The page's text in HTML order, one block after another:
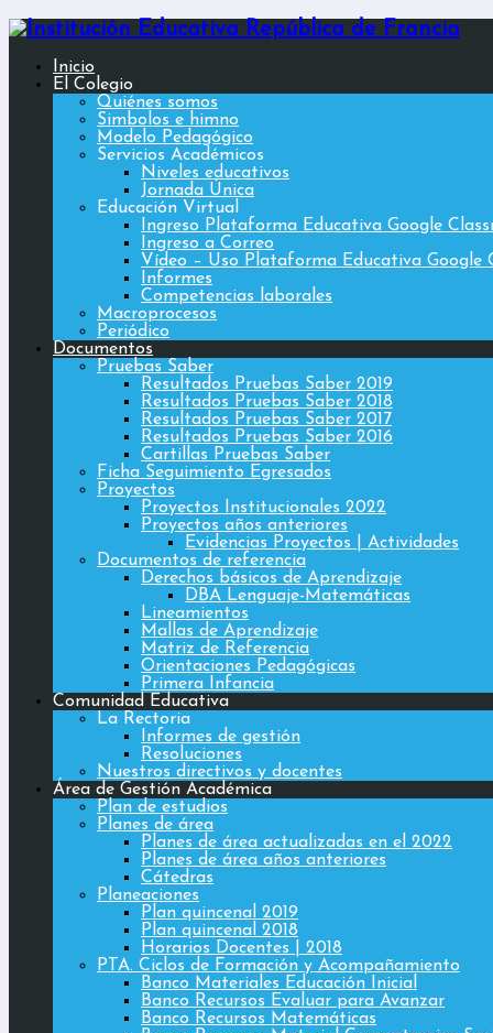
Inicio
El Colegio
Quiénes somos
Simbolos e himno
Modelo Pedagógico
Servicios Académicos
Niveles educativos
Jornada Única
Educación Virtual
Ingreso Plataforma Educativa Google
Ingreso a Correo
Vídeo – Uso Plataforma Educativa Google
Informes
Competencias laborales
Macroprocesos
Periódico
Documentos
Pruebas Saber
Resultados Pruebas Saber 2019
Resultados Pruebas Saber 2018
Resultados Pruebas Saber 2017
Resultados Pruebas Saber 2016
Cartillas Pruebas Saber
Ficha Seguimiento Egresados
Proyectos
Proyectos Institucionales 2022
Proyectos años anteriores
Evidencias Proyectos | Actividades
Documentos de referencia
Derechos básicos de Aprendizaje
DBA Lenguaje-Matemáticas
Lineamientos
Mallas de Aprendizaje
Matriz de Referencia
Orientaciones Pedagógicas
Primera Infancia
Comunidad Educativa
La Rectoria
Informes de gestión
Resoluciones
Nuestros directivos y docentes
Área de Gestión Académica
Plan de estudios
Planes de área
Planes de área actualizadas en el 2022
Planes de área años anteriores
Cátedras
Planeaciones
Plan quincenal 2019
Plan quincenal 2018
Horarios Docentes | 2018
PTA. Ciclos de Formación y Acompañamiento
Banco Materiales Educación Inicial
Banco Recursos Evaluar para Avanzar
Banco Recursos Matemáticas